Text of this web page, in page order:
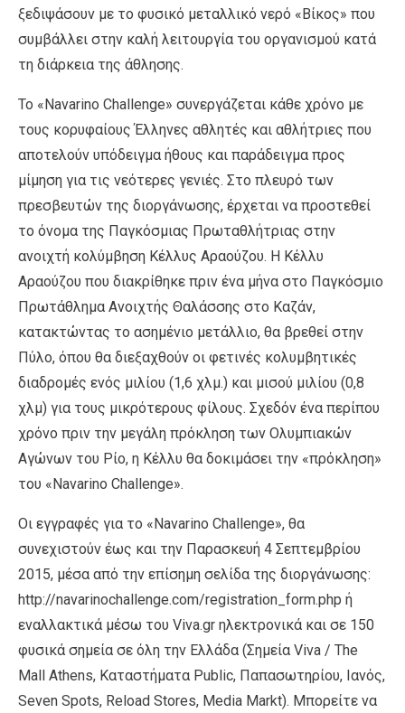
ξεδιψάσουν με το φυσικό μεταλλικό νερό «Βίκος» που
συμβάλλει στην καλή λειτουργία του οργανισμού κατά
τη διάρκεια της άθλησης.
Το «Navarino Challenge» συνεργάζεται κάθε χρόνο με
τους κορυφαίους Έλληνες αθλητές και αθλήτριες που
αποτελούν υπόδειγμα ήθους και παράδειγμα προς
μίμηση για τις νεότερες γενιές. Στο πλευρό των
πρεσβευτών της διοργάνωσης, έρχεται να προστεθεί
το όνομα της Παγκόσμιας Πρωταθλήτριας στην
ανοιχτή κολύμβηση Κέλλυς Αραούζου. Η Κέλλυ
Αραούζου που διακρίθηκε πριν ένα μήνα στο Παγκόσμιο
Πρωτάθλημα Ανοιχτής Θαλάσσης στο Καζάν,
κατακτώντας το ασημένιο μετάλλιο, θα βρεθεί στην
Πύλο, όπου θα διεξαχθούν οι φετινές κολυμβητικές
διαδρομές ενός μιλίου (1,6 χλμ.) και μισού μιλίου (0,8
χλμ) για τους μικρότερους φίλους. Σχεδόν ένα περίπου
χρόνο πριν την μεγάλη πρόκληση των Ολυμπιακών
Αγώνων του Ρίο, η Κέλλυ θα δοκιμάσει την «πρόκληση»
του «Navarino Challenge».
Οι εγγραφές για το «Navarino Challenge», θα
συνεχιστούν έως και την Παρασκευή 4 Σεπτεμβρίου
2015, μέσα από την επίσημη σελίδα της διοργάνωσης:
http://navarinochallenge.com/registration_form.php ή
εναλλακτικά μέσω του Viva.gr ηλεκτρονικά και σε 150
φυσικά σημεία σε όλη την Ελλάδα (Σημεία Viva / The
Mall Athens, Καταστήματα Public, Παπασωτηρίου, Ιανός,
Seven Spots, Reload Stores, Media Markt). Μπορείτε να